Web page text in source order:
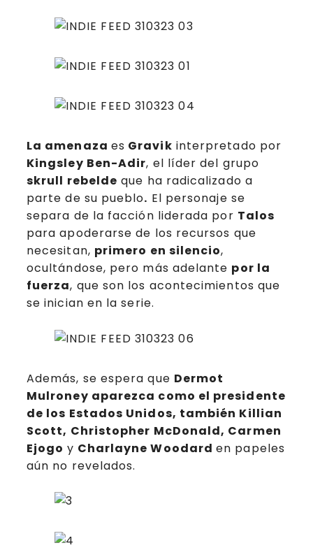
La amenaza es Gravik interpretado por
Kingsley Ben-Adir, el líder del grupo
skrull rebelde que ha radicalizado a
parte de su pueblo. El personaje se
separa de la facción liderada por Talos
para apoderarse de los recursos que
necesitan, primero en silencio,
ocultándose, pero más adelante por la
fuerza, que son los acontecimientos que
se inician en la serie.
Además, se espera que Dermot
Mulroney aparezca como el presidente
de los Estados Unidos, también Killian
Scott,​ Christopher McDonald,​ Carmen
Ejogo y Charlayne Woodarden papeles
aún no revelados.